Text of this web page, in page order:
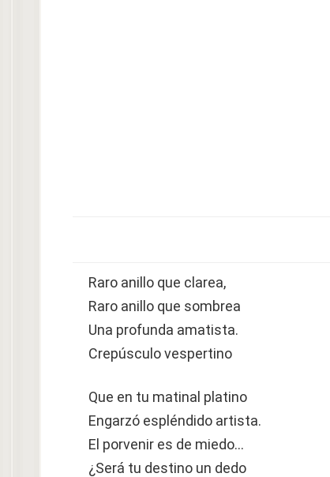
Raro anillo que clarea,
Raro anillo que sombrea
Una profunda amatista.
Crepúsculo vespertino
Que en tu matinal platino
Engarzó espléndido artista.
El porvenir es de miedo…
¿Será tu destino un dedo